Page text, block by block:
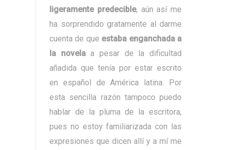
ligeramente predecible, aún así me
ha sorprendido gratamente al darme
cuenta de que estaba enganchada a
la novelaa pesar de la dificultad
añadida que tenía por estar escrito
en español de América latina. Por
esta sencilla razón tampoco puedo
hablar de la pluma de la escritora,
pues no estoy familiarizada con las
expresiones que dicen allí y a mí me